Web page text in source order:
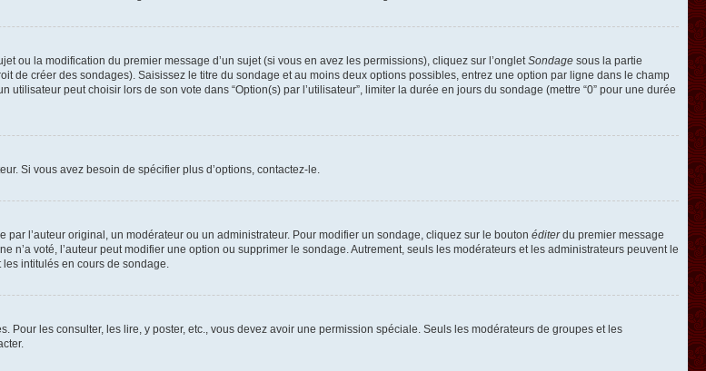
ou la modification du premier message d’un sujet (si vous en avez les permissions), cliquez sur l’onglet Sondage sous la partie
de créer des sondages). Saisissez le titre du sondage et au moins deux options possibles, entrez une option par ligne dans le champ
peut choisir lors de son vote dans “Option(s) par l’utilisateur”, limiter la durée en jours du sondage (mettre “0” pour une durée
Si vous avez besoin de spécifier plus d’options, contactez-le.
l’auteur original, un modérateur ou un administrateur. Pour modifier un sondage, cliquez sur le bouton éditerdu premier message
n’a voté, l’auteur peut modifier une option ou supprimer le sondage. Autrement, seuls les modérateurs et les administrateurs peuvent le
intitulés en cours de sondage.
Pour les consulter, les lire, y poster, etc., vous devez avoir une permission spéciale. Seuls les modérateurs de groupes et les